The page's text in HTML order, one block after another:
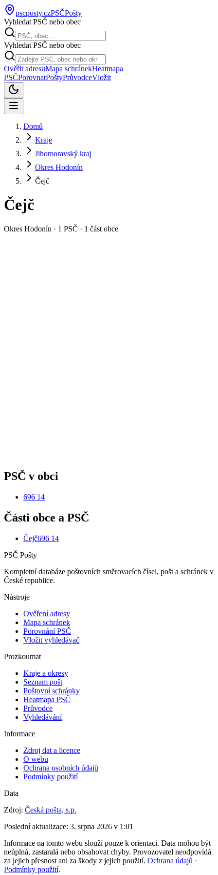
pscposty.czPSČPošty
Vyhledat PSČ nebo obec
Vyhledat PSČ nebo obec
Ověřit adresuMapa schránekHeatmapa
PSČPorovnatPoštyPrůvodceVložit
Domů
Kraje
Jihomoravský kraj
Okres Hodonín
Čejč
Čejč
Okres Hodonín · 1 PSČ · 1 část obce
PSČ v obci
696 14
Části obce a PSČ
Čejč696 14
PSČ Pošty
Kompletní databáze poštovních směrovacích čísel, pošt a schránek v
České republice.
Nástroje
Ověření adresy
Mapa schránek
Porovnání PSČ
Vložit vyhledávač
Prozkoumat
Kraje a okresy
Seznam pošt
Poštovní schránky
Heatmapa PSČ
Průvodce
Vyhledávání
Informace
Zdroj dat a licence
O webu
Ochrana osobních údajů
Podmínky použití
Data
Zdroj: Česká pošta, s.p.
Poslední aktualizace: 3. srpna 2026 v 1:01
Informace na tomto webu slouží pouze k orientaci. Data mohou být
neúplná, zastaralá nebo obsahovat chyby. Provozovatel neodpovídá
za jejich přesnost ani za škody z jejich použití. Ochrana údajů ·
Podmínky použití.